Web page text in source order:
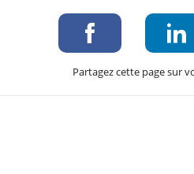
Partagez cette page sur